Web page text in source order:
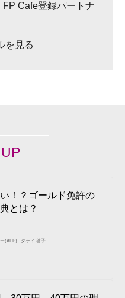
Cafe登録パートナ
を見る
！？ゴールド免許の
とは？
(AFP) タケイ 啓子